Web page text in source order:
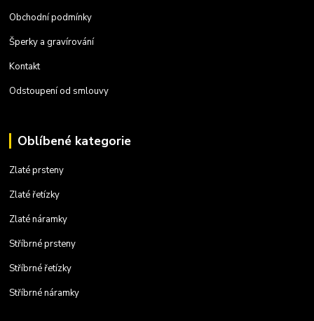
Obchodní podmínky
Šperky a gravírování
Kontakt
Odstoupení od smlouvy
Oblíbené kategorie
Zlaté prsteny
Zlaté řetízky
Zlaté náramky
Stříbrné prsteny
Stříbrné řetízky
Stříbrné náramky